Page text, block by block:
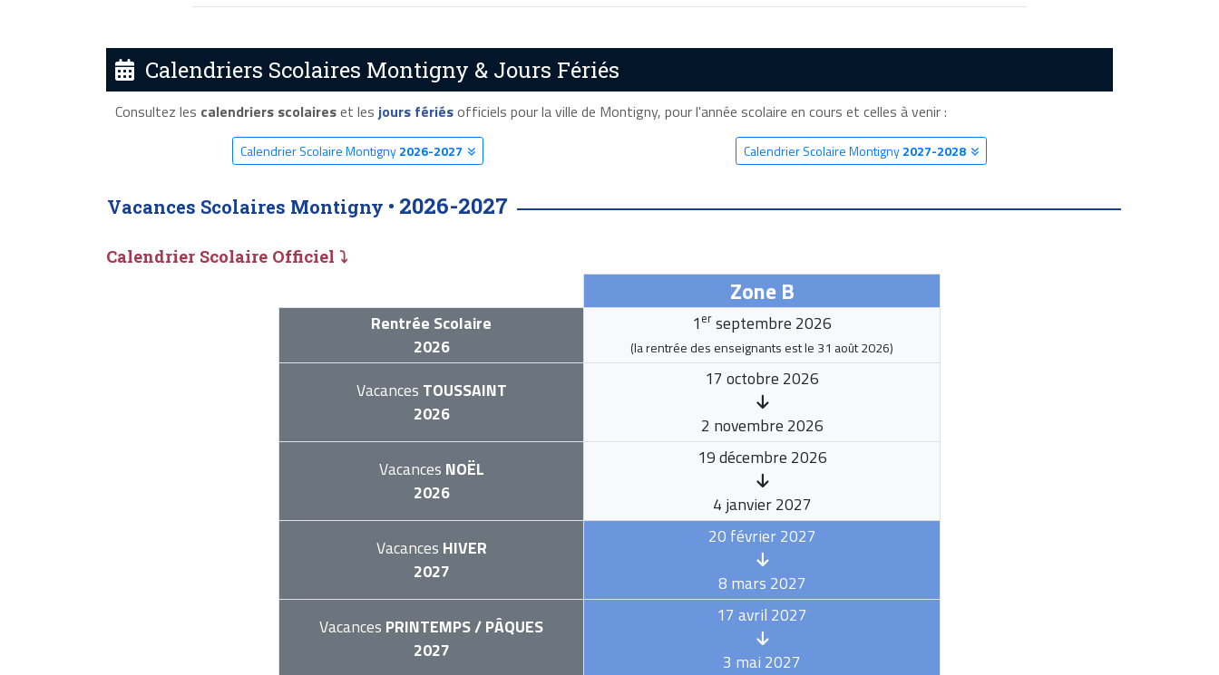
Calendriers Scolaires Montigny & Jours Fériés
Consultez les calendriers scolaireset les jours fériésofficiels pour la ville de Montigny, pour l'année scolaire en cours et celles à venir :
Calendrier Scolaire Montigny2026-2027 Calendrier Scolaire Montigny2027-2028
Vacances Scolaires Montigny • 2026-2027
Calendrier Scolaire Officiel ⤵
Zone B
Rentrée Scolaire
2026
1 er septembre 2026
(la rentrée des enseignants est le 31 août 2026)
Vacances TOUSSAINT
2026
17 octobre 2026
2 novembre 2026
Vacances NOËL
2026
19 décembre 2026
4 janvier 2027
Vacances HIVER
2027
20 février 2027
8 mars 2027
Vacances PRINTEMPS / PÂQUES
2027
17 avril 2027
3 mai 2027